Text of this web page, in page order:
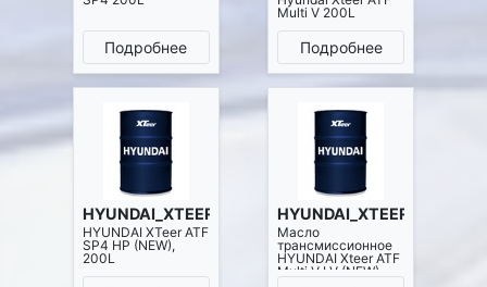
Подробнее
Multi V 200L
Подробнее
HYUNDAI_XTEER 1201017
HYUNDAI XTeer ATF
SP4 HP (NEW),
200L
HYUNDAI_XTEER 1201411
Масло
трансмиссионное
HYUNDAI Xteer ATF
Multi V LV (NEW),